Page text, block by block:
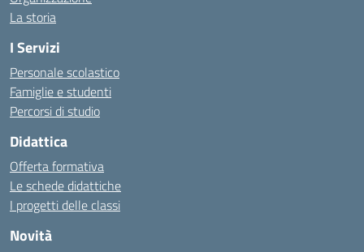
La storia
I Servizi
Personale scolastico
Famiglie e studenti
Percorsi di studio
Didattica
Offerta formativa
Le schede didattiche
I progetti delle classi
Novità